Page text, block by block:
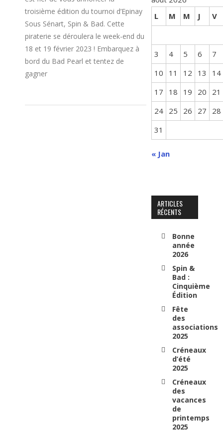
troisième édition du tournoi d’Epinay
Sous Sénart, Spin & Bad. Cette
piraterie se déroulera le week-end du
18 et 19 février 2023 ! Embarquez à
bord du Bad Pearl et tentez de
gagner
L
M M J V
3 4 5 6
7
10
11 12 13
14
17
18 19 20
21
24 25 26 27
28
31
« Jan
ARTICLES
RÉCENTS
Bonne
année
2026
Spin &
Bad :
Cinquième
Édition
Fête
des
associations
2025
Créneaux
d’été
2025
Créneaux
des
vacances
de
printemps
2025